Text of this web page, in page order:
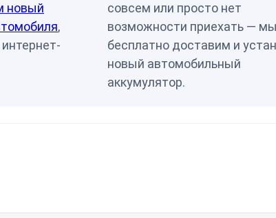
новый
,
совсем или просто нет
возможности приехать — мы
бесплатно доставим и
новый автомобильный
аккумулятор.